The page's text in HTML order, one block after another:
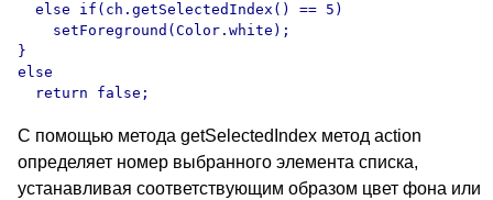
  else if(ch.getSelectedIndex() == 5)
    setForeground(Color.white);
}
else
С помощью метода getSelectedIndex метод action
определяет номер выбранного элемента списка,
устанавливая соответствующим образом цвет фона или